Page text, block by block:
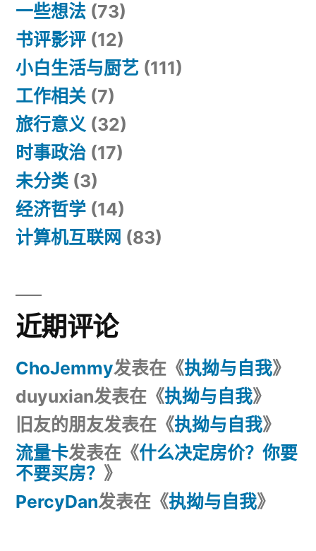
一些想法 (73)
书评影评 (12)
小白生活与厨艺 (111)
工作相关 (7)
旅行意义 (32)
时事政治 (17)
未分类(3)
经济哲学 (14)
计算机互联网 (83)
近期评论
ChoJemmy发表在《执拗与自我》
duyuxian发表在《执拗与自我》
旧友的朋友发表在《执拗与自我》
流量卡发表在《什么决定房价？你要
不要买房？ 》
PercyDan发表在《执拗与自我》